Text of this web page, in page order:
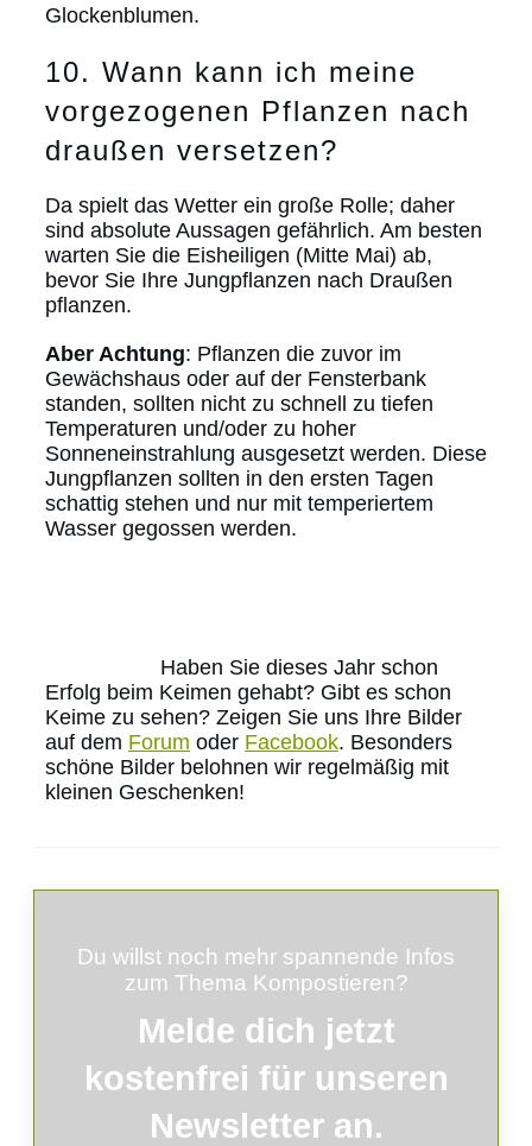
Glockenblumen.
10. Wann kann ich meine
vorgezogenen Pflanzen nach
draußen versetzen?
Da spielt das Wetter ein große Rolle; daher
sind absolute Aussagen gefährlich. Am besten
warten Sie die Eisheiligen (Mitte Mai) ab,
bevor Sie Ihre Jungpflanzen nach Draußen
pflanzen.
Aber Achtung: Pflanzen die zuvor im
Gewächshaus oder auf der Fensterbank
standen, sollten nicht zu schnell zu tiefen
Temperaturen und/oder zu hoher
Sonneneinstrahlung ausgesetzt werden. Diese
Jungpflanzen sollten in den ersten Tagen
schattig stehen und nur mit temperiertem
Wasser gegossen werden.
Haben Sie dieses Jahr schon
Erfolg beim Keimen gehabt? Gibt es schon
Keime zu sehen? Zeigen Sie uns Ihre Bilder
auf dem Forum oder Facebook. Besonders
schöne Bilder belohnen wir regelmäßig mit
kleinen Geschenken!
Du willst noch mehr spannende Infos
zum Thema Kompostieren?
Melde dich jetzt
kostenfrei für unseren
Newsletter an.